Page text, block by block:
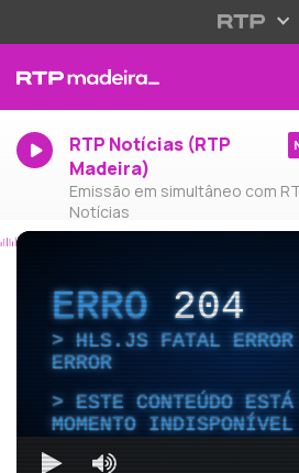
RTP Notícias (RTP
Madeira)
Emissão em simultâneo com
Notícias
ERRO204
HLS.JS FATAL ERROR
ERROR
ESTE CONTEÚDO
MOMENTO INDISPONÍVEL